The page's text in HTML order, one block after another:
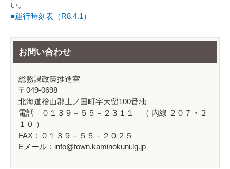
い。
■運行時刻表（R8.4.1）
お問い合わせ
総務課政策推進室
〒049-0698
北海道檜山郡上ノ国町字大留100番地
電話 ０１３９－５５－２３１１ （ 内線 ２０７・２
１０ ）
FAX：０１３９－５５－２０２５
Eメール：info@town.kaminokuni.lg.jp